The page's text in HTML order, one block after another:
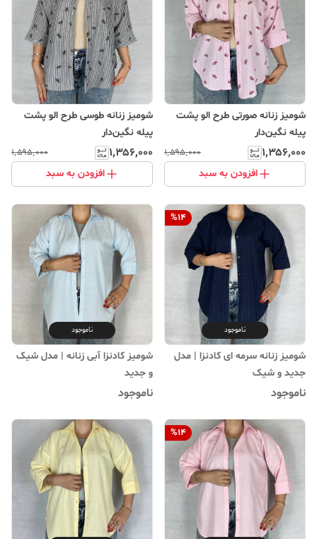
شومیز زنانه صورتی طرح الو پشت
پیله نگین‌دار
۱٬۳۵۶٬۰۰۰ ۱٬۵۹۵٬۰۰۰
افزودن به سبد
شومیز زنانه طوسی طرح الو پشت
پیله نگین‌دار
۱٬۳۵۶٬۰۰۰ ۱٬۵۹۵٬۰۰۰
افزودن به سبد
%14
ناموجود
شومیز زنانه سرمه ای کادنزا | مدل
جدید و شیک
ناموجود
ناموجود
شومیز کادنزا آبی زنانه | مدل شیک
و جدید
ناموجود
%14